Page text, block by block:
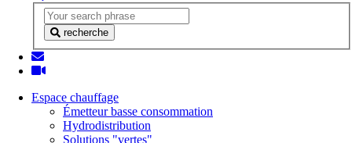
recherche
Espace chauffage
Émetteur basse consommation
Hydrodistribution
Solutions "vertes"